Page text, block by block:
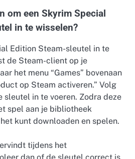
om een Skyrim Special
in te wisselen?
Edition Steam-sleutel in te
de Steam-client op je
het menu “Games” bovenaan
op Steam activeren.” Volg
sleutel in te voeren. Zodra deze
spel aan je bibliotheek
kunt downloaden en spelen.
tijdens het